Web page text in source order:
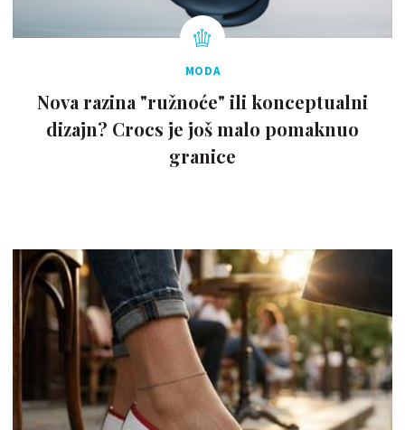
MODA
Nova razina "ružnoće" ili konceptualni
dizajn? Crocs je još malo pomaknuo
granice